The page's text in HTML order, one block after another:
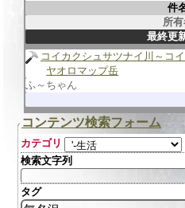
件
所
最終更
コイカクシュサツナイ川～コ
ヤオロマップ岳
ふ～ちゃん
コンテンツ検索フォーム
カテゴリ
検索文字列
タグ